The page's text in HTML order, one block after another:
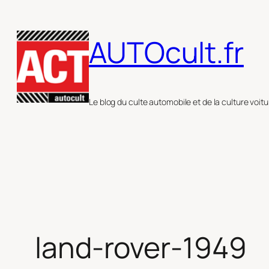
au
contenu
AUTOcult.fr
Le blog du culte automobile et de la culture
land-rover-1949